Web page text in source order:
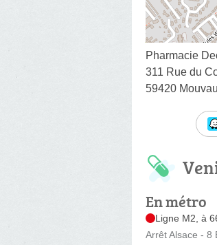
Pharmacie
311 Rue du
59420
En métro
Ligne M2, à
Arrêt Alsace - 8